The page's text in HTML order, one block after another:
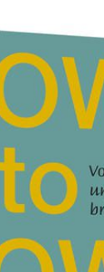
room